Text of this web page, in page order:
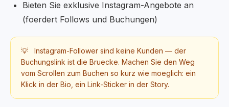
Bieten Sie exklusive Instagram-Angebote an
(foerdert Follows und Buchungen)
💡
Instagram-Follower sind keine Kunden — der
Buchungslink ist die Bruecke. Machen Sie den Weg
vom Scrollen zum Buchen so kurz wie moeglich: ein
Klick in der Bio, ein Link-Sticker in der Story.